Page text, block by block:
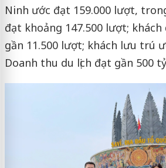
Ninh ước đạt 159.000 lượt,
đạt khoảng 147.500 lượt;
gần 11.500 lượt; khách lưu trú
Doanh thu du lịch đạt gần 500